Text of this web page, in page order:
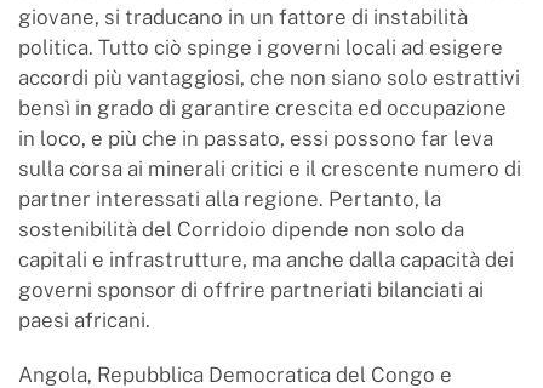
giovane, si traducano in un fattore di instabilità
politica. Tutto ciò spinge i governi locali ad esigere
accordi più vantaggiosi, che non siano solo estrattivi
bensì in grado di garantire crescita ed occupazione
in loco, e più che in passato, essi possono far leva
sulla corsa ai minerali critici e il crescente numero di
partner interessati alla regione. Pertanto, la
sostenibilità del Corridoio dipende non solo da
capitali e infrastrutture, ma anche dalla capacità dei
governi sponsor di offrire partneriati bilanciati ai
paesi africani.
Angola, Repubblica Democratica del Congo e